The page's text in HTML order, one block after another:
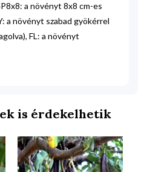
a növényt 8x8 cm-es
a növényt szabad gyökérrel
FL: a növényt
is érdekelhetik